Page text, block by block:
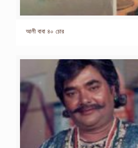
আলী বাবা ৪০ চোর